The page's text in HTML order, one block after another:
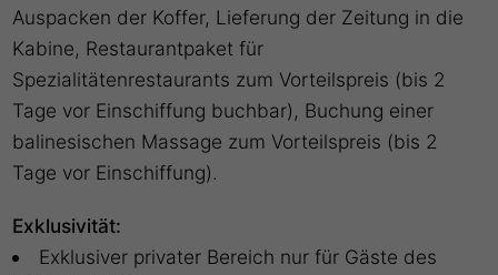
Auspacken der Koffer, Lieferung der Zeitung in die
Kabine, Restaurantpaket für
Spezialitätenrestaurants zum Vorteilspreis (bis 2
Tage vor Einschiffung buchbar), Buchung einer
balinesischen Massage zum Vorteilspreis (bis 2
Tage vor Einschiffung).
Exklusivität:
Exklusiver privater Bereich nur für Gäste des